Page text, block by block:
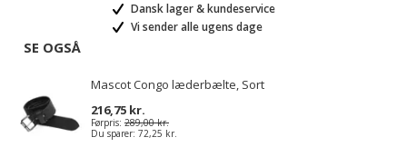
Dansk lager & kundeservice
Vi sender alle ugens dage
SE OGSÅ
Mascot Congo læderbælte, Sort
216,75 kr.
Førpris: 289,00 kr.
Du sparer: 72,25 kr.